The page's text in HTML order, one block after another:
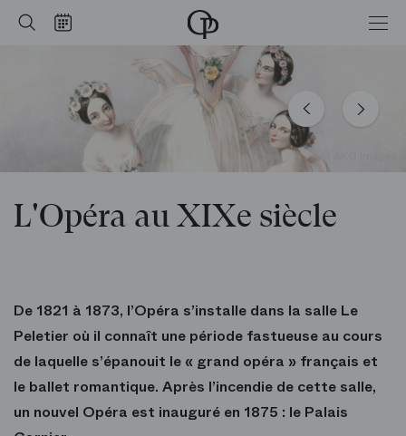
Rechercher
Calendrier Accueil
-
Opéra
national
de
Paris
L'Opéra au XIXe siècle
siècle
De 1821 à 1873, l’Opéra s’installe dans la salle Le
Peletier où il connaît une période fastueuse au cours
de laquelle s’épanouit le « grand opéra » français et
le ballet romantique. Après l’incendie de cette salle,
un nouvel Opéra est inauguré en 1875 : le Palais